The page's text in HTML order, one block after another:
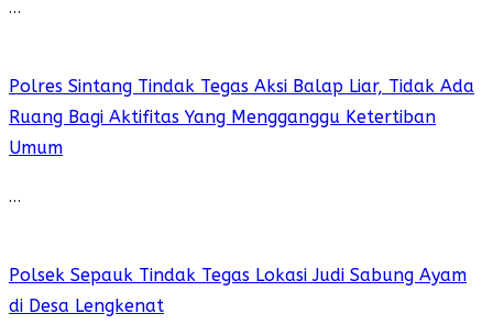
…
Polres Sintang Tindak Tegas Aksi Balap Liar, Tidak Ada
Ruang Bagi Aktifitas Yang Mengganggu Ketertiban
Umum
…
Polsek Sepauk Tindak Tegas Lokasi Judi Sabung Ayam
di Desa Lengkenat